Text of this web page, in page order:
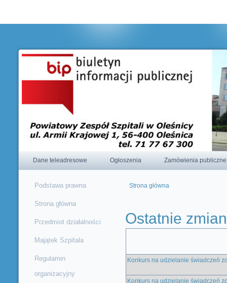
Dane teleadresowe Ogłoszenia Zamówienia publiczne
Podstawa prawna
Strona główna
Przedmiot działalności
Majątek Szpitala
Regulamin
organizacyjny
Strona główna
Ostatnie
Konkurs na udzielanie świadczeń
Konkurs na udzielanie świadczeń